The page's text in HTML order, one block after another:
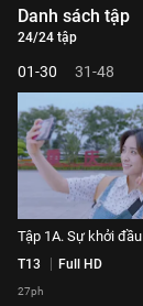
Danh sách tập
24/24 tập
01-30 31-48
Tập 1A. Sự khởi đầu
T13 Full HD
27ph